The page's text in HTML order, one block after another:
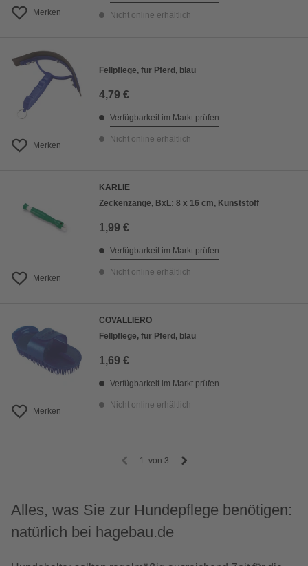
Merken Nicht online erhältlich
Merken
Fellpflege, für Pferd, blau
4,79 €
Verfügbarkeit im Markt prüfen
Nicht online erhältlich
Merken
KARLIE
Zeckenzange, BxL: 8 x 16 cm, Kunststoff
1,99 €
Verfügbarkeit im Markt prüfen
Nicht online erhältlich
Merken
COVALLIERO
Fellpflege, für Pferd, blau
1,69 €
Verfügbarkeit im Markt prüfen
Nicht online erhältlich
1 von 3
Alles, was Sie zur Hundepflege benötigen:
natürlich bei hagebau.de